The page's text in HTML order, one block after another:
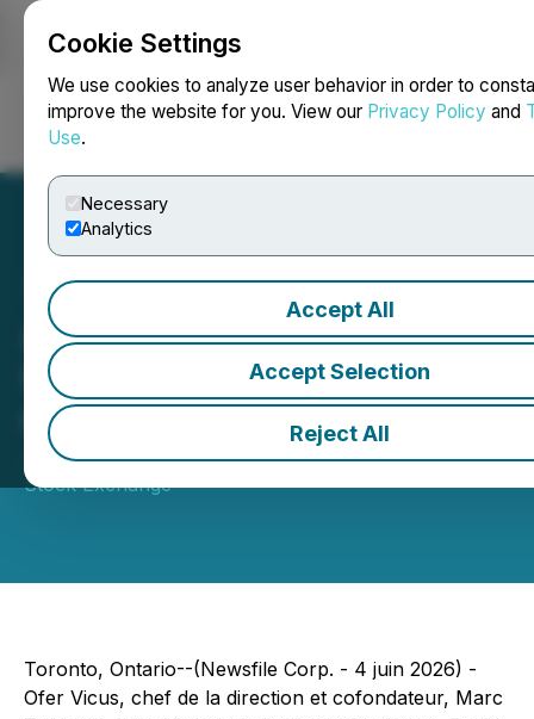
Cookie Settings
We use cookies to analyze user behavior in order to
improve the website for you. View our Privacy Policy and
Use.
Necessary
Analytics
Accept All
Accept Selection
Reject All
Aduro Clean Technologies
Inc. (ACT) ouvre les
marchés
June 04, 2026 10:47 AM EDT | Source:Toronto
Stock Exchange
Toronto, Ontario--(Newsfile Corp. - 4 juin 2026) -
Ofer Vicus, chef de la direction et cofondateur, Marc